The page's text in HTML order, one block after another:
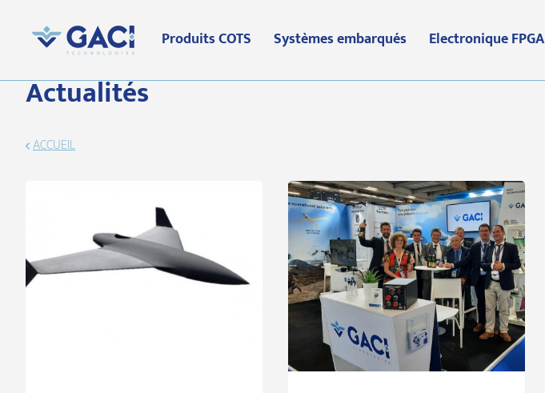
Produits COTS Systèmes embarqués Electronique FPGA
Actualités
ACCUEIL